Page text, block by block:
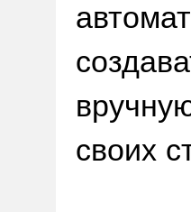
своих